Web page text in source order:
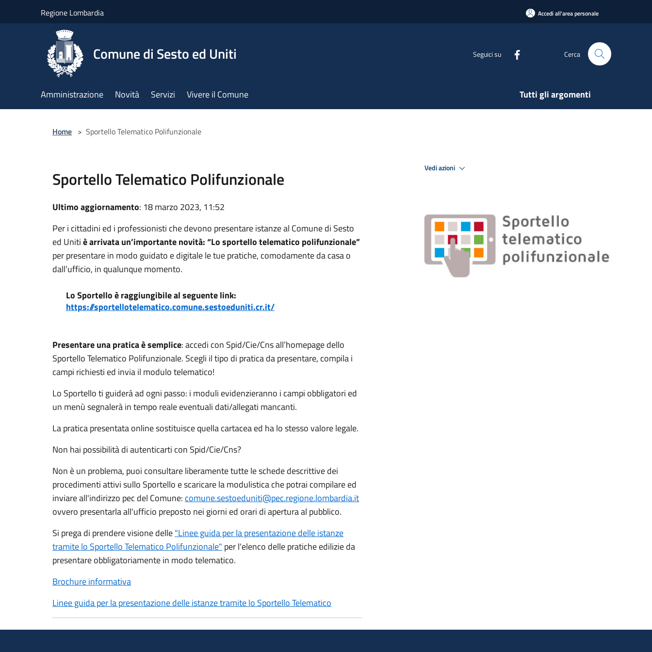
Regione Lombardia Accedi all'area personale
Comune di Sesto ed Uniti Seguici su Cerca
Amministrazione Novità Servizi Vivere il Comune Tutti gli argomenti
Home > Sportello Telematico Polifunzionale
Sportello Telematico Polifunzionale
Ultimo aggiornamento: 18 marzo 2023, 11:52
Per i cittadini ed i professionisti che devono presentare istanze al Comune di Sesto
ed Unitiè arrivata un’importante novità: “Lo sportello telematico polifunzionale”
per presentare in modo guidato e digitale le tue pratiche, comodamente da casa o
dall’ufficio, in qualunque momento.
Lo Sportello è raggiungibile al seguente link:
https://sportellotelematico.comune.sestoeduniti.cr.it/
Presentare una pratica è semplice: accedi con Spid/Cie/Cns all’homepage dello
Sportello Telematico Polifunzionale. Scegli il tipo di pratica da presentare, compila i
campi richiesti ed invia il modulo telematico!
Lo Sportello ti guiderà ad ogni passo: i moduli evidenzieranno i campi obbligatori ed
un menù segnalerà in tempo reale eventuali dati/allegati mancanti.
La pratica presentata online sostituisce quella cartacea ed ha lo stesso valore legale.
Non hai possibilità di autenticarti con Spid/Cie/Cns?
Non è un problema, puoi consultare liberamente tutte le schede descrittive dei
procedimenti attivi sullo Sportello e scaricare la modulistica che potrai compilare ed
inviare all'indirizzo pec del Comune: comune.sestoeduniti@pec.regione.lombardia.it
ovvero presentarla all'ufficio preposto nei giorni ed orari di apertura al pubblico.
Si prega di prendere visione delle"Linee guida per la presentazione delle istanze
tramite lo Sportello Telematico Polifunzionale" per l'elenco delle pratiche edilizie da
presentare obbligatoriamente in modo telematico.
Brochure informativa
Linee guida per la presentazione delle istanze tramite lo Sportello Telematico
Vedi azioni